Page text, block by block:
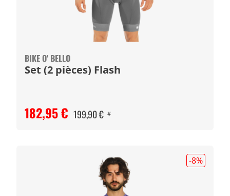
BIKE O' BELLO
Set (2 pièces) Flash
182,95 € 199,90 € #
-8%